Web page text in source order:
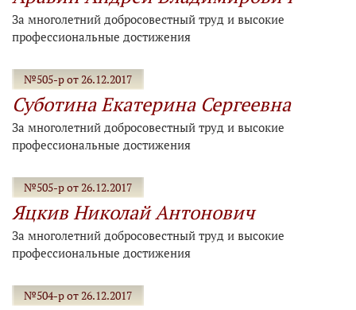
За многолетний добросовестный труд и высокие
профессиональные достижения
№505-р от 26.12.2017
Суботина Екатерина Сергеевна
За многолетний добросовестный труд и высокие
профессиональные достижения
№505-р от 26.12.2017
Яцкив Николай Антонович
За многолетний добросовестный труд и высокие
профессиональные достижения
№504-р от 26.12.2017